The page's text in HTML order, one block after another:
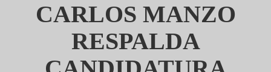
CARLOS MANZO
RESPALDA